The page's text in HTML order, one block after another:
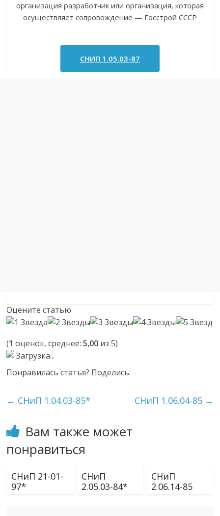
организация разработчик или организация, которая
осуществляет сопровождение — Госстрой СССР
СНИП 1.05.03-87
Оцените статью
(1 оценок, среднее:5,00 из 5)
Загрузка...
Понравилась статья? Поделись:
← СНиП 1.04.03-85* СНиП 1.06.04-85 →
Вам также может
понравиться
СНиП 21-01-
97*
СНиП
2.05.03-84*
СНиП
2.06.14-85